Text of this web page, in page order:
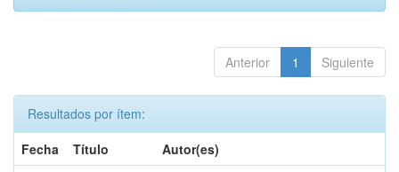
Anterior 1 Siguiente
Resultados por ítem:
Fecha
Título
Autor(es)